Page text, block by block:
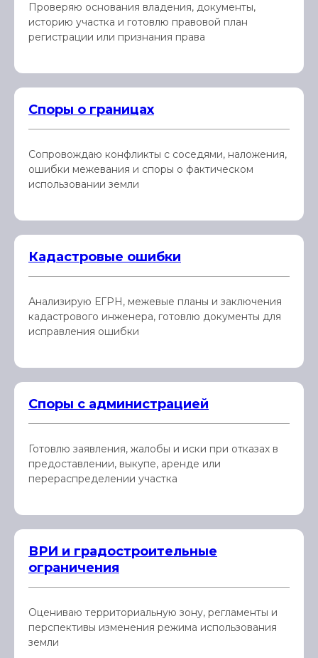
Проверяю основания владения, документы,
историю участка и готовлю правовой план
регистрации или признания права
Споры о границах
Сопровождаю конфликты с соседями, наложения,
ошибки межевания и споры о фактическом
использовании земли
Кадастровые ошибки
Анализирую ЕГРН, межевые планы и заключения
кадастрового инженера, готовлю документы для
исправления ошибки
Споры с администрацией
Готовлю заявления, жалобы и иски при отказах в
предоставлении, выкупе, аренде или
перераспределении участка
ВРИ и градостроительные
ограничения
Оцениваю территориальную зону, регламенты и
перспективы изменения режима использования
земли